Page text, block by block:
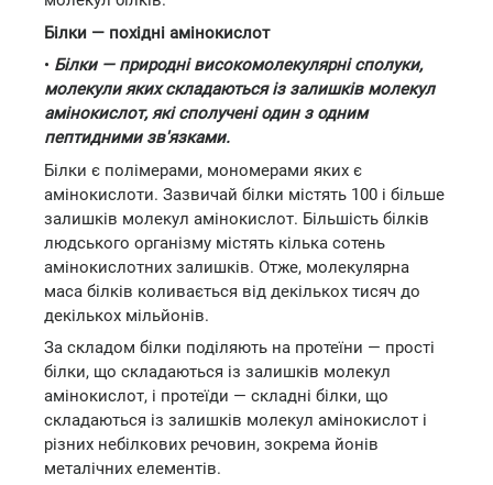
Білки — похідні амінокислот
• Білки — природні високомолекулярні сполуки,
молекули яких складаються із залишків молекул
амінокислот, які сполучені один з одним
пептидними зв'язками.
Білки є полімерами, мономерами яких є
амінокислоти. Зазвичай білки містять 100 і більше
залишків молекул амінокислот. Більшість білків
людського організму містять кілька сотень
амінокислотних залишків. Отже, молекулярна
маса білків коливається від декількох тисяч до
декількох мільйонів.
За складом білки поділяють на протеїни — прості
білки, що складаються із залишків молекул
амінокислот, і протеїди — складні білки, що
складаються із залишків молекул амінокислот і
різних небілкових речовин, зокрема йонів
металічних елементів.